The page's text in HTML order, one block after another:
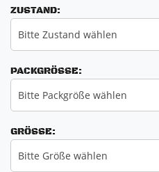
ZUSTAND:
Bitte Zustand wählen
PACKGRÖSSE:
Bitte Packgröße wählen
GRÖSSE:
Bitte Größe wählen